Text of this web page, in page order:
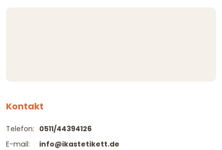
Kontakt
Telefon:
E-mail:
0511/44394126
info@ikastetikett.de